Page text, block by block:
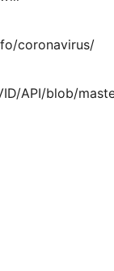
coronavirus/
API/blob/